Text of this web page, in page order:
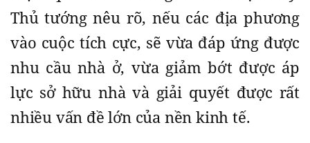
Thủ tướng nêu rõ, nếu các địa phương
vào cuộc tích cực, sẽ vừa đáp ứng được
nhu cầu nhà ở, vừa giảm bớt được áp
lực sở hữu nhà và giải quyết được rất
nhiều vấn đề lớn của nền kinh tế.